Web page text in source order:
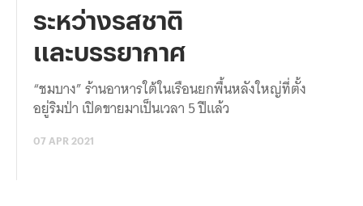
ระหว่างรสชาติ
และบรรยากาศ
“ชมบาง” ร้านอาหารใต้ในเรือนยกพื้นหลังใหญ่ที่ตั้ง
อยู่ริมป่า เปิดขายมาเป็นเวลา 5 ปีแล้ว
07 APR 2021